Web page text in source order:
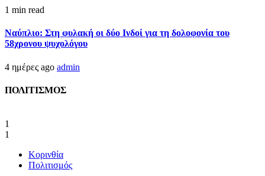
1 min read
Ναύπλιο: Στη φυλακή οι δύο Ινδοί για τη δολοφονία του
58χρονου ψυχολόγου
4 ημέρες ago admin
ΠΟΛΙΤΙΣΜΟΣ
1
1
Κορινθία
Πολιτισμός